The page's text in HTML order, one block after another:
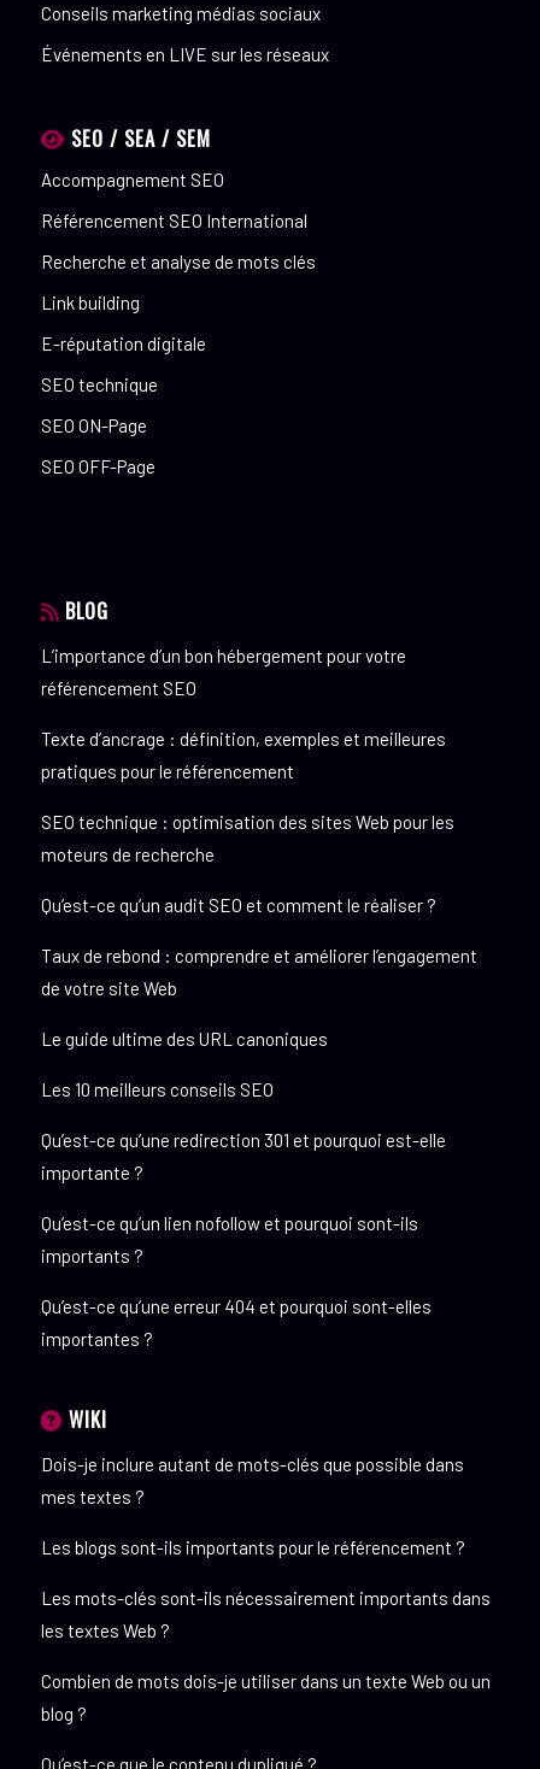
Conseils marketing médias sociaux
Événements en LIVE sur les réseaux
SEO / SEA / SEM
Accompagnement SEO
Référencement SEO International
Recherche et analyse de mots clés
Link building
E-réputation digitale
SEO technique
SEO ON-Page
SEO OFF-Page
BLOG
L’importance d’un bon hébergement pour votre
référencement SEO
Texte d’ancrage : définition, exemples et meilleures
pratiques pour le référencement
SEO technique : optimisation des sites Web pour les
moteurs de recherche
Qu’est-ce qu’un audit SEO et comment le réaliser ?
Taux de rebond : comprendre et améliorer l’engagement
de votre site Web
Le guide ultime des URL canoniques
Les 10 meilleurs conseils SEO
Qu’est-ce qu’une redirection 301 et pourquoi est-elle
importante ?
Qu’est-ce qu’un lien nofollow et pourquoi sont-ils
importants ?
Qu’est-ce qu’une erreur 404 et pourquoi sont-elles
importantes ?
WIKI
Dois-je inclure autant de mots-clés que possible dans
mes textes ?
Les blogs sont-ils importants pour le référencement ?
Les mots-clés sont-ils nécessairement importants dans
les textes Web ?
Combien de mots dois-je utiliser dans un texte Web ou un
blog ?